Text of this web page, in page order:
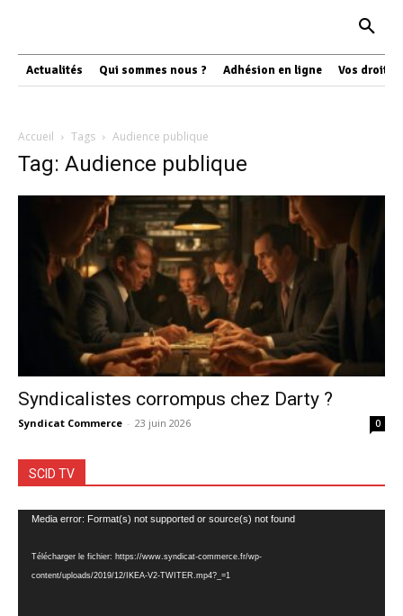
Actualités Qui sommes nous ? Adhésion en ligne Vos droits
Accueil Tags Audience publique
Tag: Audience publique
Syndicalistes corrompus chez Darty ?
Syndicat Commerce - 23 juin 2026 0
SCID TV
Lecteur
Media error: Format(s) not supported or source(s) not found
Télécharger le fichier: https://www.syndicat-commerce.fr/wp-
content/uploads/2019/12/IKEA-V2-TWITER.mp4?_=1